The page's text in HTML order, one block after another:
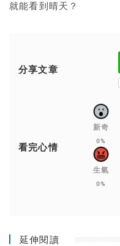
就能看到晴天？
分享文章
看完心情
新奇
0%
生氣
0%
延伸閱讀